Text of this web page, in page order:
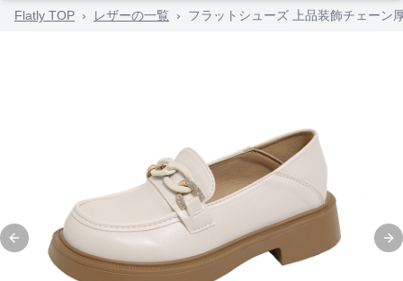
Flatly TOP › レザーの一覧 › フラットシューズ 上品装飾チェーン
Previous slide